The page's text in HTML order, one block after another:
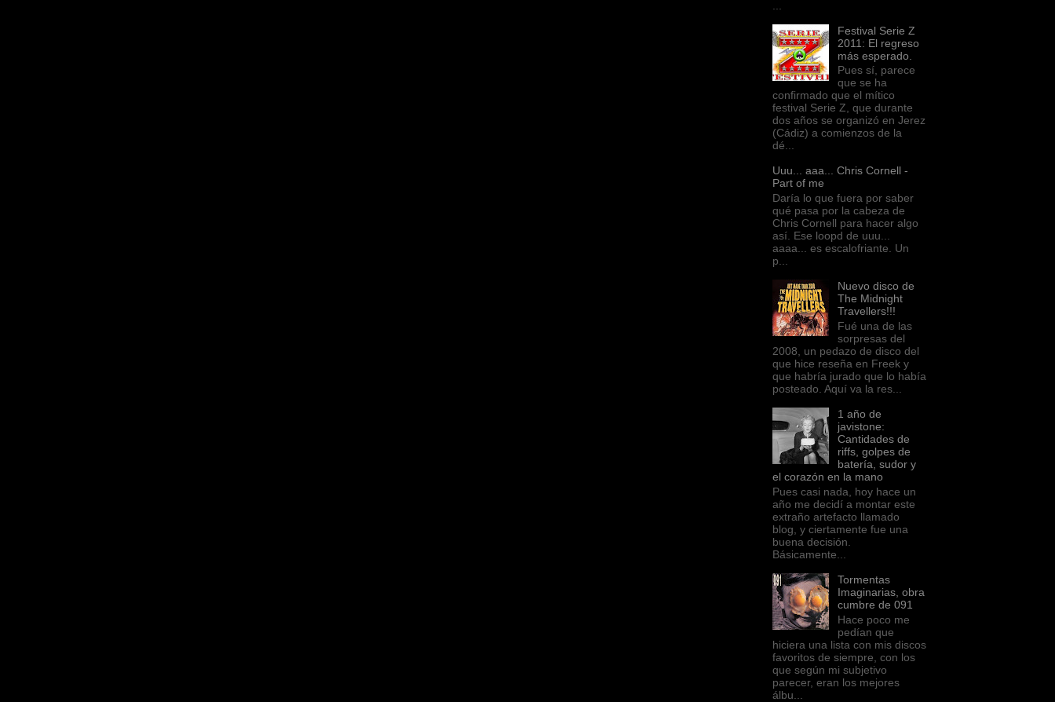
Festival Serie Z
2011: El regreso
más esperado.
Pues sí, parece
que se ha
confirmado que el mítico
festival Serie Z, que durante
dos años se organizó en Jerez
(Cádiz) a comienzos de la
dé...
Uuu... aaa... Chris Cornell -
Part of me
Daría lo que fuera por saber
qué pasa por la cabeza de
Chris Cornell para hacer algo
así. Ese loopd de uuu...
aaaa... es escalofriante. Un
p...
Nuevo disco de
The Midnight
Travellers!!!
Fué una de las
sorpresas del
2008, un pedazo de disco del
que hice reseña en Freek y
que habría jurado que lo había
posteado. Aquí va la res...
1 año de
javistone:
Cantidades de
riffs, golpes de
batería, sudor y
el corazón en la mano
Pues casi nada, hoy hace un
año me decidí a montar este
extraño artefacto llamado
blog, y ciertamente fue una
buena decisión.
Básicamente...
Tormentas
Imaginarias, obra
cumbre de 091
Hace poco me
pedían que
hiciera una lista con mis discos
favoritos de siempre, con los
que según mi subjetivo
parecer, eran los mejores
álbu...